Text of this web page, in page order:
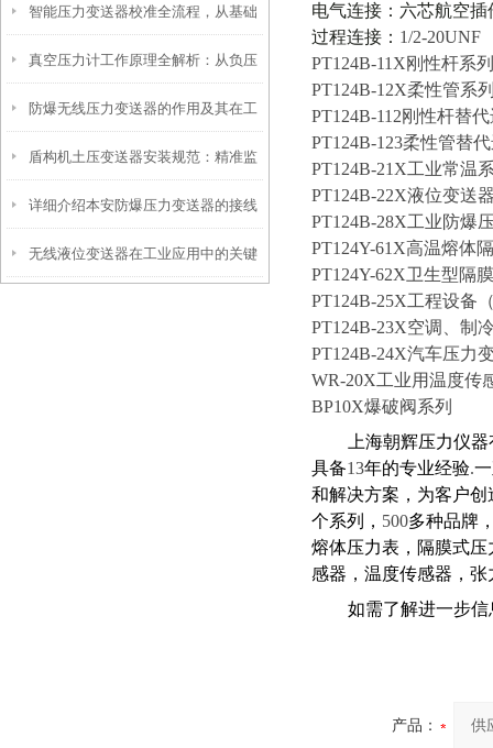
工程安全的隐形卫士
智能压力变送器校准全流程，从基础
操作到精准调优
真空压力计工作原理全解析：从负压
测量到工业监控的精密之道
防爆无线压力变送器的作用及其在工
业安全中的重要性
盾构机土压变送器安装规范：精准监
测，安全施工的保障
详细介绍本安防爆压力变送器的接线
方法
无线液位变送器在工业应用中的关键
电气连接：六芯航空插
过程连接： 1/2-20UNF
PT124B-11X刚性杆系
PT124B-12X柔性管系
PT124B-112刚性杆替
PT124B-123柔性管替
PT124B-21X工业常温
PT124B-22X液位变送
PT124B-28X工业防爆
PT124Y-61X高温熔体
PT124Y-62X卫生型隔
PT124B-25X工程设备
PT124B-23X空调、制
PT124B-24X汽车压力
WR-20X工业用温度传
BP10X爆破阀系列
上海朝辉压力仪
具备13年的专业经验.
和解决方案，为客户
个系列， 500多种品牌
熔体压力表，隔膜式
感器，温度传感器，
如需了解进一步
产品：